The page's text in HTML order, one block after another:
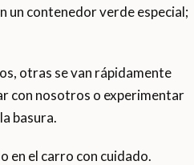
un contenedor verde especial;
otras se van rápidamente
con nosotros o experimentar
basura.
en el carro con cuidado.